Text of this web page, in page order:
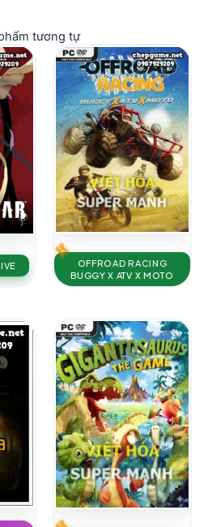
tương tự
OFFROAD RACING
BUGGY X ATV X MOTO